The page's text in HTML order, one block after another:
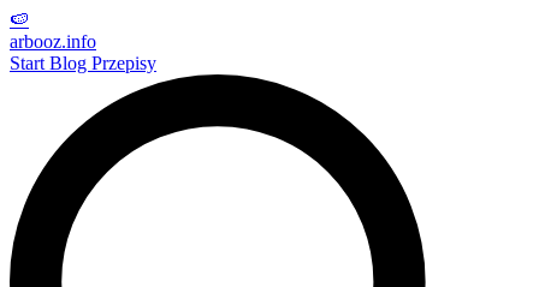
🍉
arbooz.info
Start Blog Przepisy